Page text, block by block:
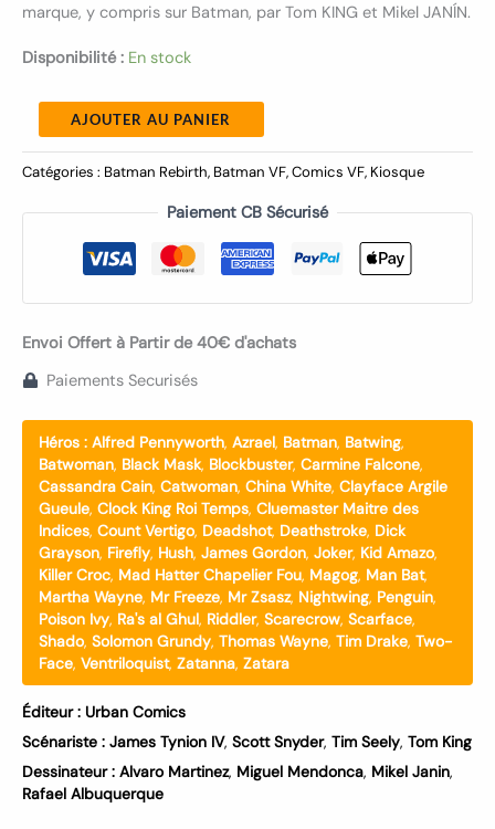
marque, y compris sur Batman, par Tom KING et Mikel JANÍN.
Disponibilité : En stock
AJOUTER AU PANIER
Catégories : Batman Rebirth, Batman VF,Comics VF, Kiosque
Paiement CB Sécurisé
Envoi Offert à Partir de 40€ d'achats
Paiements Securisés
Héros : Alfred Pennyworth, Azrael, Batman, Batwing,
Batwoman, Black Mask, Blockbuster, Carmine Falcone,
Cassandra Cain, Catwoman, China White, Clayface Argile
Gueule, Clock King Roi Temps, Cluemaster Maitre des
Indices, Count Vertigo, Deadshot, Deathstroke, Dick
Grayson, Firefly, Hush, James Gordon, Joker, Kid Amazo,
Killer Croc, Mad Hatter Chapelier Fou, Magog, Man Bat,
Martha Wayne, Mr Freeze, Mr Zsasz, Nightwing, Penguin,
Poison Ivy, Ra's al Ghul, Riddler, Scarecrow, Scarface,
Shado, Solomon Grundy, Thomas Wayne, Tim Drake, Two-
Face, Ventriloquist, Zatanna, Zatara
Éditeur : Urban Comics
Scénariste : James Tynion IV, Scott Snyder, Tim Seely, Tom King
Dessinateur : Alvaro Martinez, Miguel Mendonca, Mikel Janin,
Rafael Albuquerque